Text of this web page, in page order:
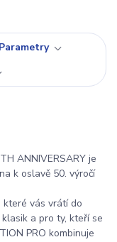
Parametry
ANNIVERSARY je
k oslavě 50. výročí
vás vrátí do
a pro ty, kteří se
PRO kombinuje